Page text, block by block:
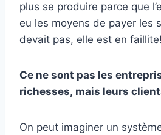
plus se produire parce que
eu les moyens de payer les
devait pas, elle est en faillite!
Ce ne sont pas les
richesses, mais leurs
On peut imaginer un